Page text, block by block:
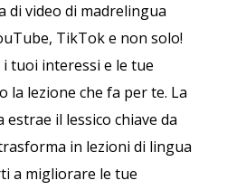
di video di madrelingua
TikTok e non solo!
tuoi interessi e le tue
la lezione che fa per te. La
il lessico chiave da
in lezioni di lingua
a migliorare le tue